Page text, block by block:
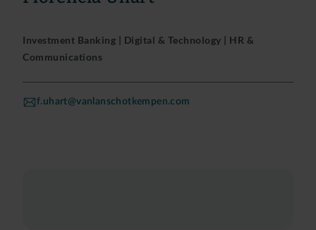
Investment Banking | Digital & Technology | HR &
Communications
f.uhart@vanlanschotkempen.com